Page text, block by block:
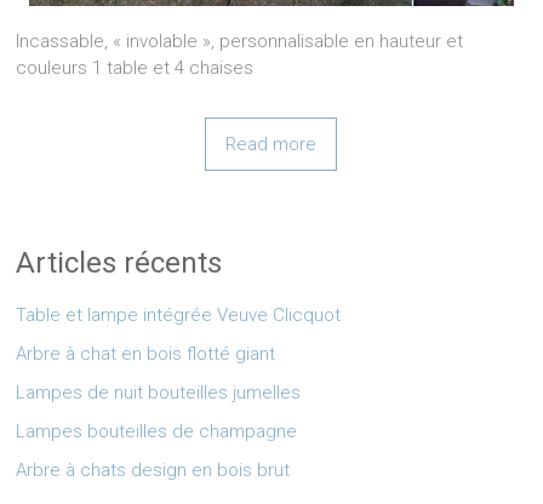
Incassable, « involable », personnalisable en hauteur et
couleurs 1 table et 4 chaises
Read more
Articles récents
Table et lampe intégrée Veuve Clicquot
Arbre à chat en bois flotté giant
Lampes de nuit bouteilles jumelles
Lampes bouteilles de champagne
Arbre à chats design en bois brut